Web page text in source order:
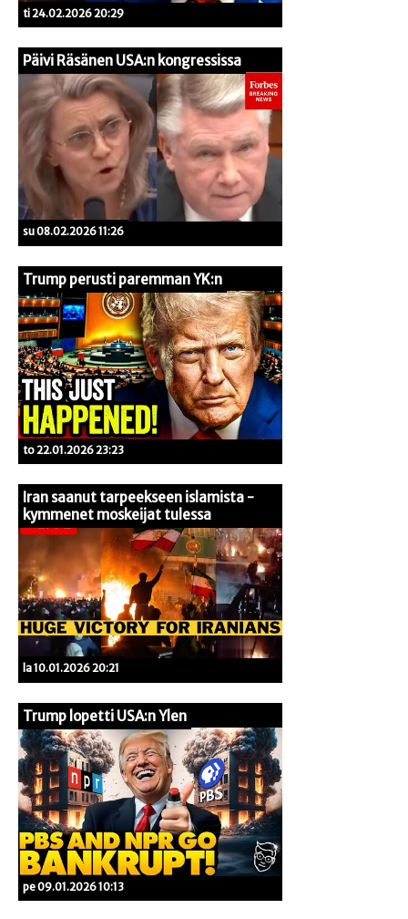
ti 24.02.2026 20:29
Päivi Räsänen USA:n kongressissa
su 08.02.2026 11:26
Trump perusti paremman YK:n
to 22.01.2026 23:23
Iran saanut tarpeekseen islamista -
kymmenet moskeijat tulessa
la 10.01.2026 20:21
Trump lopetti USA:n Ylen
pe 09.01.2026 10:13